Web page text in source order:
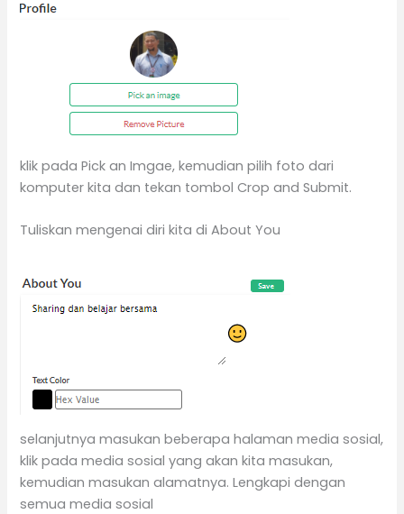
klik pada Pick an Imgae, kemudian pilih foto dari
komputer kita dan tekan tombol Crop and Submit.
Tuliskan mengenai diri kita di About You
selanjutnya masukan beberapa halaman media sosial,
klik pada media sosial yang akan kita masukan,
kemudian masukan alamatnya. Lengkapi dengan
semua media sosial